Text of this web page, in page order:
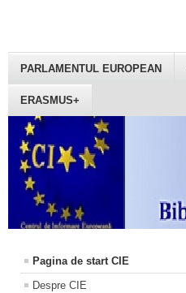
PARLAMENTUL EUROPEAN
ERASMUS+
Pagina de start CIE
Despre CIE